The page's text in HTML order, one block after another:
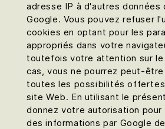
adresse IP à d'autres données
Google. Vous pouvez refuser
cookies en optant pour les
appropriés dans votre
toutefois votre attention sur le
cas, vous ne pourrez peut-
toutes les possibilités
site Web. En utilisant le
donnez votre autorisation
des informations par Google